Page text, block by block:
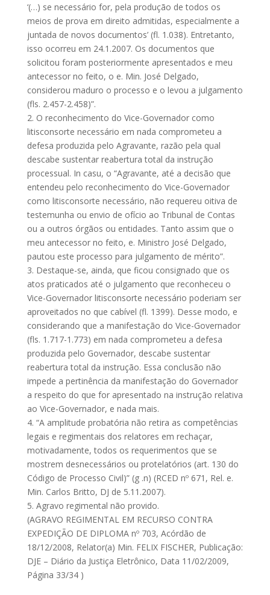
‘(…) se necessário for, pela produção de todos os
meios de prova em direito admitidas, especialmente a
juntada de novos documentos’ (fl. 1.038). Entretanto,
isso ocorreu em 24.1.2007. Os documentos que
solicitou foram posteriormente apresentados e meu
antecessor no feito, o e. Min. José Delgado,
considerou maduro o processo e o levou a julgamento
(fls. 2.457-2.458)”.
2. O reconhecimento do Vice-Governador como
litisconsorte necessário em nada comprometeu a
defesa produzida pelo Agravante, razão pela qual
descabe sustentar reabertura total da instrução
processual. In casu, o “Agravante, até a decisão que
entendeu pelo reconhecimento do Vice-Governador
como litisconsorte necessário, não requereu oitiva de
testemunha ou envio de ofício ao Tribunal de Contas
ou a outros órgãos ou entidades. Tanto assim que o
meu antecessor no feito, e. Ministro José Delgado,
pautou este processo para julgamento de mérito”.
3. Destaque-se, ainda, que ficou consignado que os
atos praticados até o julgamento que reconheceu o
Vice-Governador litisconsorte necessário poderiam ser
aproveitados no que cabível (fl. 1399). Desse modo, e
considerando que a manifestação do Vice-Governador
(fls. 1.717-1.773) em nada comprometeu a defesa
produzida pelo Governador, descabe sustentar
reabertura total da instrução. Essa conclusão não
impede a pertinência da manifestação do Governador
a respeito do que for apresentado na instrução relativa
ao Vice-Governador, e nada mais.
4. “A amplitude probatória não retira as competências
legais e regimentais dos relatores em rechaçar,
motivadamente, todos os requerimentos que se
mostrem desnecessários ou protelatórios (art. 130 do
Código de Processo Civil)” (g .n) (RCED nº 671, Rel. e.
Min. Carlos Britto, DJ de 5.11.2007).
5. Agravo regimental não provido.
(AGRAVO REGIMENTAL EM RECURSO CONTRA
EXPEDIÇÃO DE DIPLOMA nº 703, Acórdão de
18/12/2008, Relator(a) Min. FELIX FISCHER, Publicação:
DJE – Diário da Justiça Eletrônico, Data 11/02/2009,
Página 33/34 )